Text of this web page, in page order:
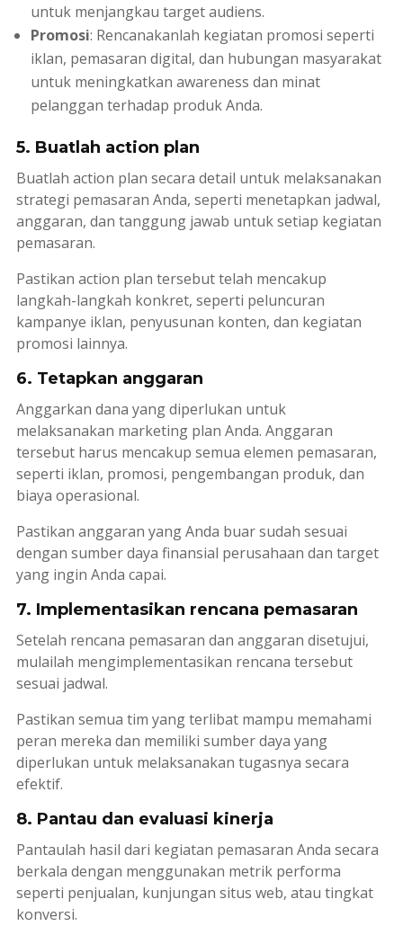
untuk menjangkau target audiens.
Promosi: Rencanakanlah kegiatan promosi seperti
iklan, pemasaran digital, dan hubungan masyarakat
untuk meningkatkan awareness dan minat
pelanggan terhadap produk Anda.
5. Buatlah action plan
Buatlah action plan secara detail untuk melaksanakan
strategi pemasaran Anda, seperti menetapkan jadwal,
anggaran, dan tanggung jawab untuk setiap kegiatan
pemasaran.
Pastikan action plan tersebut telah mencakup
langkah-langkah konkret, seperti peluncuran
kampanye iklan, penyusunan konten, dan kegiatan
promosi lainnya.
6. Tetapkan anggaran
Anggarkan dana yang diperlukan untuk
melaksanakan marketing plan Anda. Anggaran
tersebut harus mencakup semua elemen pemasaran,
seperti iklan, promosi, pengembangan produk, dan
biaya operasional.
Pastikan anggaran yang Anda buar sudah sesuai
dengan sumber daya finansial perusahaan dan target
yang ingin Anda capai.
7. Implementasikan rencana pemasaran
Setelah rencana pemasaran dan anggaran disetujui,
mulailah mengimplementasikan rencana tersebut
sesuai jadwal.
Pastikan semua tim yang terlibat mampu memahami
peran mereka dan memiliki sumber daya yang
diperlukan untuk melaksanakan tugasnya secara
efektif.
8. Pantau dan evaluasi kinerja
Pantaulah hasil dari kegiatan pemasaran Anda secara
berkala dengan menggunakan metrik performa
seperti penjualan, kunjungan situs web, atau tingkat
konversi.